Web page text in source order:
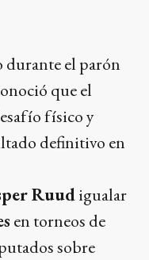
durante el parón
que el
físico y
definitivo en
Ruudigualar
en torneos de
sobre